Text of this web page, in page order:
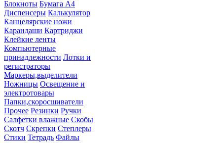
Блокноты Бумага А4
Диспенсеры Калькулятор
Канцелярские ножи
Карандаши Картриджи
Клейкие ленты
Компьютерные
принадлежности Лотки и
регистраторы
Маркеры,выделители
Ножницы Освещение и
электротовары
Папки,скоросшиватели
Прочее Резинки Ручки
Салфетки влажные Скобы
Скотч Скрепки Степлеры
Стики Тетрадь Файлы